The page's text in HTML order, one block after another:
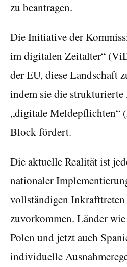
zu beantragen.
Die Initiative der
im digitalen Zeitalter“
der EU, diese Landschaft
indem sie die strukturierte
„digitale Meldepflichten“
Block fördert.
Die aktuelle Realität ist
nationaler
vollständigen
zuvorkommen. Länder
Polen und jetzt auch
individuelle